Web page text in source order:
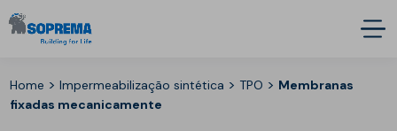
Home >Impermeabilização sintética > TPO > Membranas
fixadas mecanicamente